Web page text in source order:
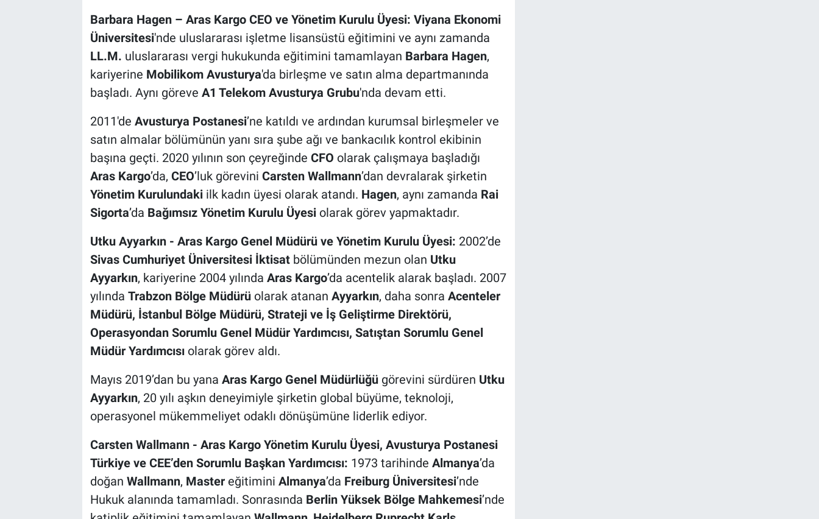
Barbara Hagen – Aras Kargo CEO ve Yönetim Kurulu Üyesi: Viyana Ekonomi
Üniversitesi'nde uluslararası işletme lisansüstü eğitimini ve aynı zamanda
LL.M. uluslararası vergi hukukunda eğitimini tamamlayan Barbara Hagen,
kariyerine Mobilikom Avusturya'da birleşme ve satın alma departmanında
başladı. Aynı göreve A1 Telekom Avusturya Grubu'nda devam etti.
2011'de Avusturya Postanesi’ne katıldı ve ardından kurumsal birleşmeler ve
satın almalar bölümünün yanı sıra şube ağı ve bankacılık kontrol ekibinin
başına geçti. 2020 yılının son çeyreğinde CFO olarak çalışmaya başladığı
Aras Kargo’da, CEO’luk görevini Carsten Wallmann’dan devralarak şirketin
Yönetim Kurulundakiilk kadın üyesi olarak atandı. Hagen, aynı zamanda Rai
Sigorta’da Bağımsız Yönetim Kurulu Üyesiolarak görev yapmaktadır.
Utku Ayyarkın - Aras Kargo Genel Müdürü ve Yönetim Kurulu Üyesi: 2002’de
Sivas Cumhuriyet Üniversitesi İktisatbölümünden mezun olan Utku
Ayyarkın, kariyerine 2004 yılında Aras Kargo’da acentelik alarak başladı. 2007
yılında Trabzon Bölge Müdürüolarak atanan Ayyarkın, daha sonra Acenteler
Müdürü, İstanbul Bölge Müdürü, Strateji ve İş Geliştirme Direktörü,
Operasyondan Sorumlu Genel Müdür Yardımcısı, Satıştan Sorumlu Genel
Müdür Yardımcısıolarak görev aldı.
Mayıs 2019’dan bu yana Aras Kargo Genel Müdürlüğügörevini sürdüren Utku
Ayyarkın, 20 yılı aşkın deneyimiyle şirketin global büyüme, teknoloji,
operasyonel mükemmeliyet odaklı dönüşümüne liderlik ediyor.
Carsten Wallmann - Aras Kargo Yönetim Kurulu Üyesi, Avusturya Postanesi
Türkiye ve CEE’den Sorumlu Başkan Yardımcısı: 1973 tarihinde Almanya’da
doğan Wallmann, Mastereğitimini Almanya’da Freiburg Üniversitesi’nde
Hukuk alanında tamamladı. Sonrasında Berlin Yüksek Bölge Mahkemesi’nde